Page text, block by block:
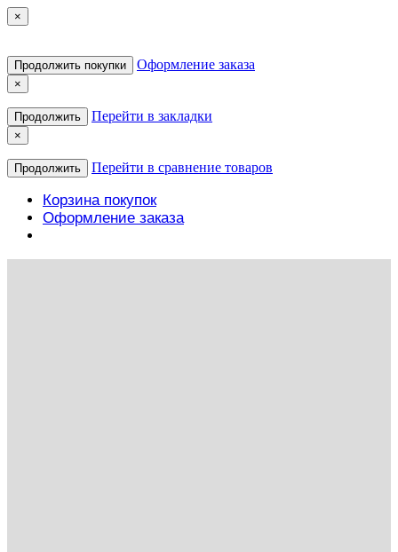
×
Продолжить покупки Оформление заказа
×
Продолжить Перейти в закладки
×
Продолжить Перейти в сравнение товаров
Корзина покупок
Оформление заказа